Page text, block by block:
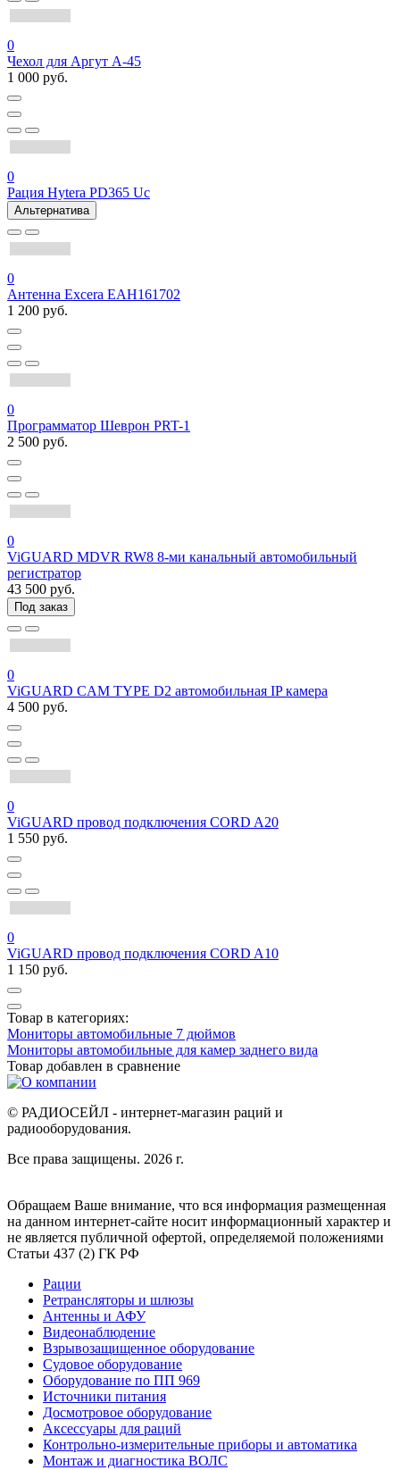
0
Чехол для Аргут А-45
1 000 руб.
0
Рация Hytera PD365 Uc
Альтернатива
0
Антенна Excera EAH161702
1 200 руб.
0
Программатор Шеврон PRT-1
2 500 руб.
0
ViGUARD MDVR RW8 8-ми канальный автомобильный
регистратор
43 500 руб.
Под заказ
0
ViGUARD CAM TYPE D2 автомобильная IP камера
4 500 руб.
0
ViGUARD провод подключения CORD A20
1 550 руб.
0
ViGUARD провод подключения CORD A10
1 150 руб.
Товар в категориях:
Мониторы автомобильные 7 дюймов
Мониторы автомобильные для камер заднего вида
Товар добавлен в сравнение
© РАДИОСЕЙЛ - интернет-магазин раций и
радиооборудования.
Все права защищены. 2026 г.
Обращаем Ваше внимание, что вся информация размещенная
на данном интернет-сайте носит информационный характер и
не является публичной офертой, определяемой положениями
Статьи 437 (2) ГК РФ
Рации
Ретрансляторы и шлюзы
Антенны и АФУ
Видеонаблюдение
Взрывозащищенное оборудование
Судовое оборудование
Оборудование по ПП 969
Источники питания
Досмотровое оборудование
Аксессуары для раций
Контрольно-измерительные приборы и автоматика
Монтаж и диагностика ВОЛС